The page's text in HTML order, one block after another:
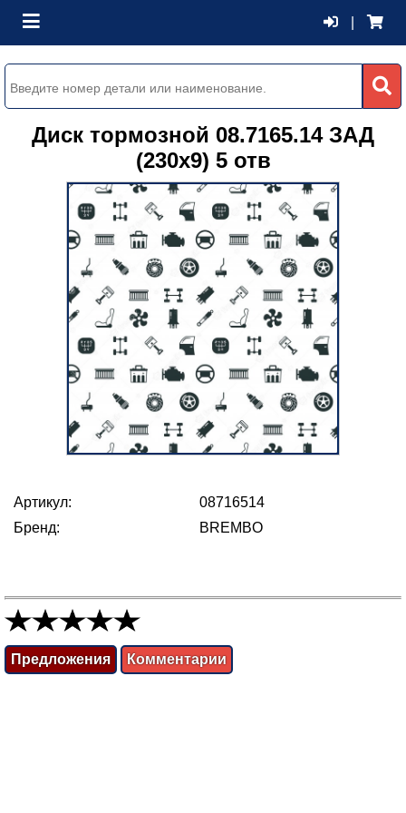
Диск тормозной 08.7165.14 ЗАД
(230х9) 5 отв
Артикул:
08716514
Бренд:
BREMBO
Предложения Комментарии